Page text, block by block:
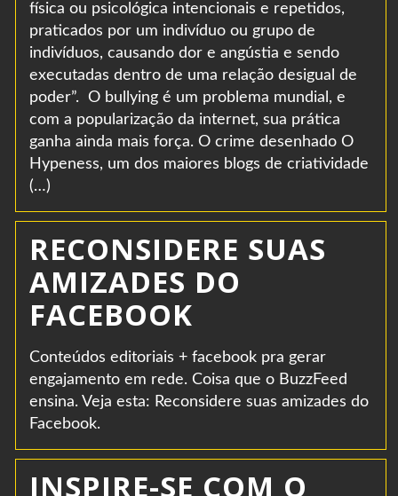
física ou psicológica intencionais e repetidos,
praticados por um indivíduo ou grupo de
indivíduos, causando dor e angústia e sendo
executadas dentro de uma relação desigual de
poder”. O bullying é um problema mundial, e
com a popularização da internet, sua prática
ganha ainda mais força. O crime desenhado O
Hypeness, um dos maiores blogs de criatividade
(…)
RECONSIDERE SUAS
AMIZADES DO
FACEBOOK
Conteúdos editoriais + facebook pra gerar
engajamento em rede. Coisa que o BuzzFeed
ensina. Veja esta: Reconsidere suas amizades do
Facebook.
INSPIRE-SE COM O